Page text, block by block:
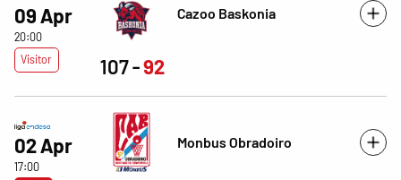
09 Apr
20:00
Visitor
Cazoo Baskonia
107 92
02 Apr
17:00
Monbus Obradoiro